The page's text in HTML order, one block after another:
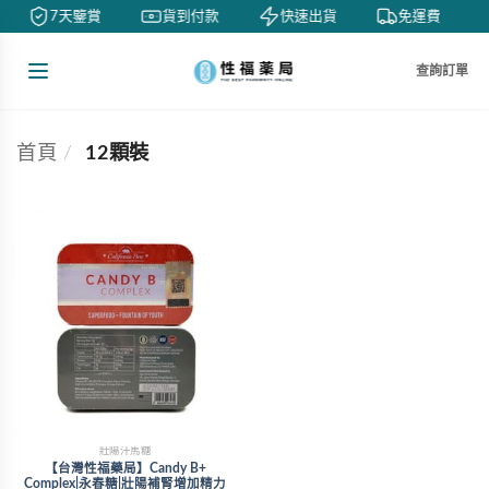
7天鑒賞 貨到付款 快速出貨 免運費
查詢訂單
首頁 / 12顆裝
壯陽汗馬糖
【台灣性福藥局】Candy B+
Complex|永春糖|壯陽補腎增加精力